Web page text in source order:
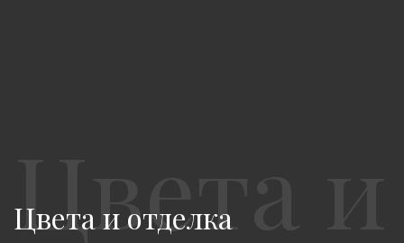
Цвета и отделка